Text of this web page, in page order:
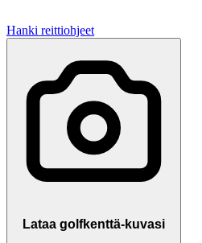
Hanki reittiohjeet
Lataa golfkenttä-kuvasi